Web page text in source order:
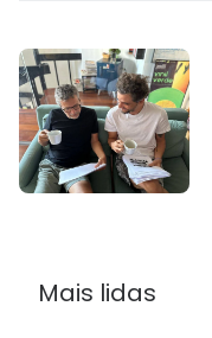
Mais lidas